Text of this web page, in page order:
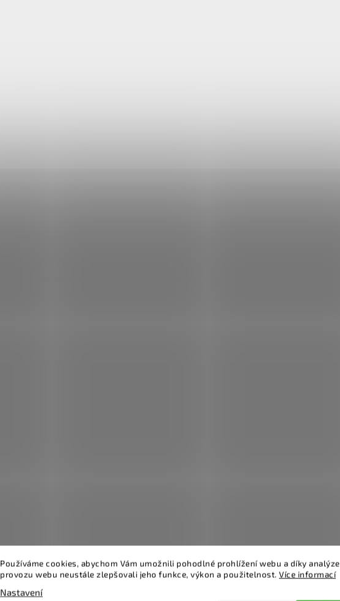
Používáme cookies, abychom Vám umožnili pohodlné prohlížení webu a díky analýze
provozu webu neustále zlepšovali jeho funkce, výkon a použitelnost. Více informací
Nastavení